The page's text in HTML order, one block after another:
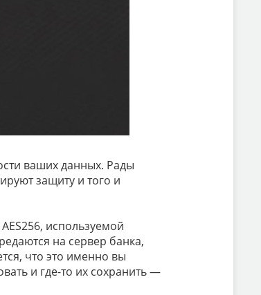
ваших данных. Рады
защиту и того и
используемой
на сервер банка,
что это именно вы
и где-то их сохранить —